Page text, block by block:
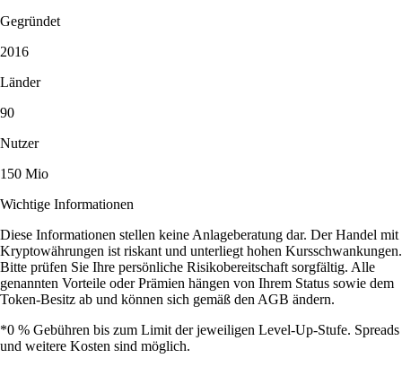
Gegründet
2016
Länder
90
Nutzer
150 Mio
Wichtige Informationen
Diese Informationen stellen keine Anlageberatung dar. Der Handel mit
Kryptowährungen ist riskant und unterliegt hohen Kursschwankungen.
Bitte prüfen Sie Ihre persönliche Risikobereitschaft sorgfältig. Alle
genannten Vorteile oder Prämien hängen von Ihrem Status sowie dem
Token-Besitz ab und können sich gemäß den AGB ändern.
*0 % Gebühren bis zum Limit der jeweiligen Level-Up-Stufe. Spreads
und weitere Kosten sind möglich.